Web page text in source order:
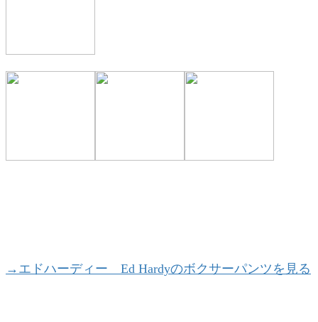
→エドハーディー Ed Hardyのボクサーパンツを見る